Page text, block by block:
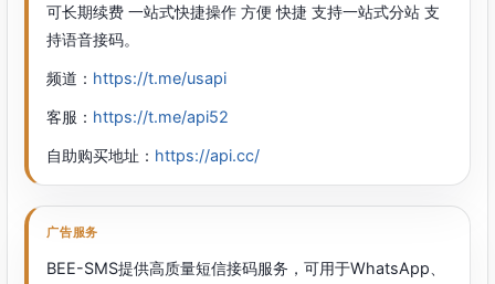
可长期续费 一站式快捷操作 方便 快捷 支持一站式分站 支
持语音接码。
频道： https://t.me/usapi
客服： https://t.me/api52
自助购买地址： https://api.cc/
广告服务
BEE-SMS提供高质量短信接码服务，可用于WhatsApp、